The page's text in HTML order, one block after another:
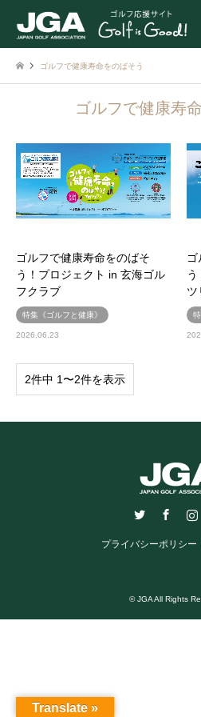
ゴルフで健康寿命をのばそう
ゴルフで健康寿
ゴルフで健康寿命をのばそ
う！プロジェクト in 玄海ゴル
フクラブ
特集《ゴルフと健康》
2026.06.23
ツ
2件中 1〜2件を表示
RSS
プライバシーポリシー
© JGA All Rights
Translate »